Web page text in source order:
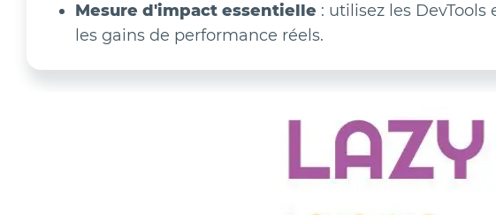
Applications e-commerce
Plateformes sociales et feeds
Surveillance et débogage des
Mesure d'impact essentielle : utilisez les
les gains de performance réels.